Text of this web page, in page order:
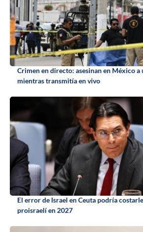
Crimen en directo: asesinan en México
mientras transmitía en vivo
El error de Israel en Ceuta podría
proisraelí en 2027